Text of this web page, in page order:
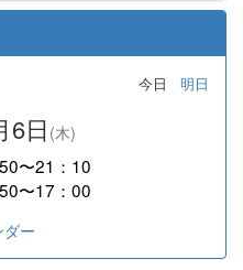
今日 明日
6日 (木)
〜21：10
〜17：00
ダー